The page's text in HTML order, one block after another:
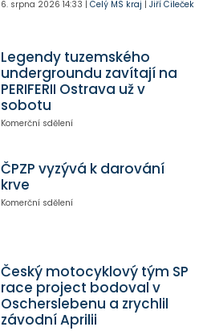
6. srpna 2026 14:33 | Celý MS kraj | Jiří Cileček
Legendy tuzemského
undergroundu zavítají na
PERIFERII Ostrava už v
sobotu
Komerční sdělení
ČPZP vyzývá k darování
krve
Komerční sdělení
Český motocyklový tým SP
race project bodoval v
Oscherslebenu a zrychlil
závodní Aprilii